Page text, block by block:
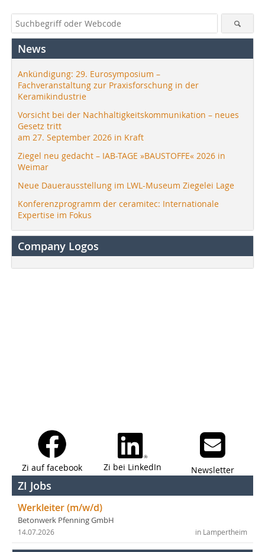
News
Ankündigung: 29. Eurosymposium –
Fachveranstaltung zur Praxisforschung in der
Keramikindustrie
Vorsicht bei der Nachhaltigkeitskommunikation – neues
Gesetz tritt
am 27. September 2026 in Kraft
Ziegel neu gedacht – IAB-TAGE »BAUSTOFFE« 2026 in
Weimar
Neue Dauerausstellung im LWL-Museum Ziegelei Lage
Konferenzprogramm der ceramitec: Internationale
Expertise im Fokus
Company Logos
Zi auf facebook Zi bei LinkedIn Newsletter
ZI Jobs
Werkleiter (m/w/d)
Betonwerk Pfenning GmbH
in Lampertheim
14.07.2026